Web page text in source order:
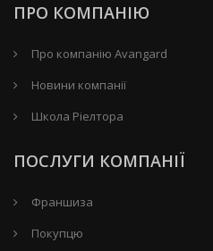
ПРО КОМПАНІЮ
Про компанію Avangard
Новини компанії
Школа Ріелтора
ПОСЛУГИ КОМПАНІЇ
Франшиза
Покупцю